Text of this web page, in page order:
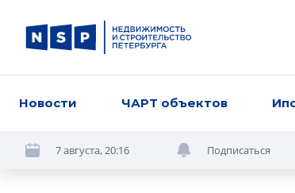
Новости ЧАРТ объектов
7 августа, 20:16 Подписаться